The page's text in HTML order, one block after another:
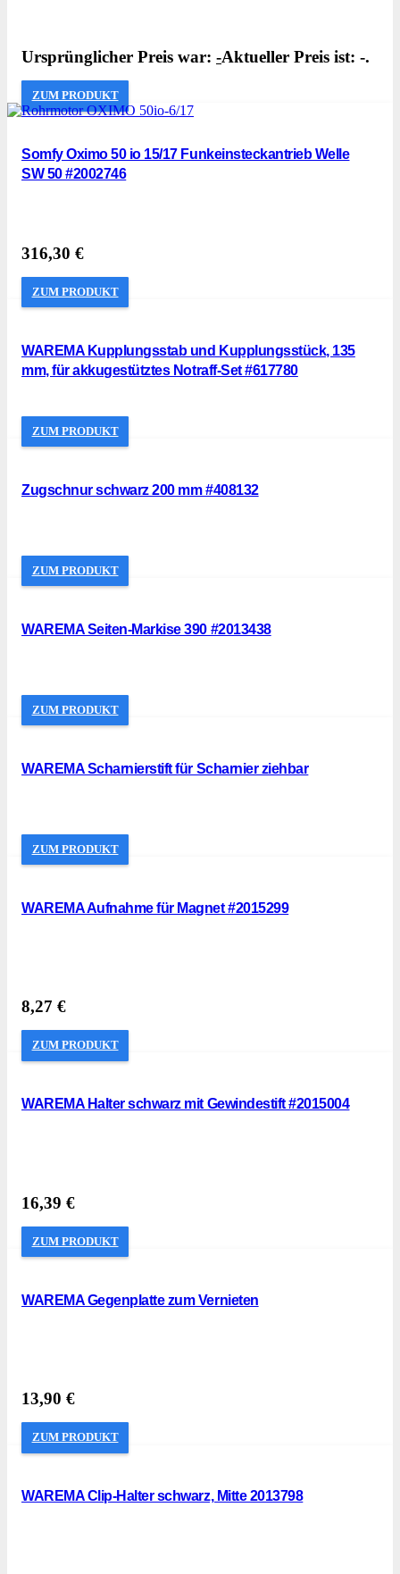
Ursprünglicher Preis war: -Aktueller Preis ist: -.
ZUM PRODUKT
Somfy Oximo 50 io 15/17 Funkeinsteckantrieb Welle
SW 50 #2002746
316,30 €
ZUM PRODUKT
WAREMA Kupplungsstab und Kupplungsstück, 135
mm, für akkugestütztes Notraff-Set #617780
ZUM PRODUKT
Zugschnur schwarz 200 mm #408132
ZUM PRODUKT
WAREMA Seiten-Markise 390 #2013438
ZUM PRODUKT
WAREMA Scharnierstift für Scharnier ziehbar
ZUM PRODUKT
WAREMA Aufnahme für Magnet #2015299
8,27 €
ZUM PRODUKT
WAREMA Halter schwarz mit Gewindestift #2015004
16,39 €
ZUM PRODUKT
WAREMA Gegenplatte zum Vernieten
13,90 €
ZUM PRODUKT
WAREMA Clip-Halter schwarz, Mitte 2013798